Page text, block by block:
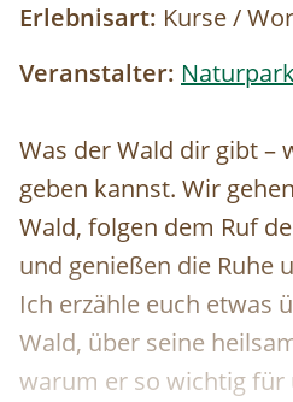
Erlebnisart: Kurse /
Veranstalter:
Was der Wald dir gibt –
geben kannst. Wir
Wald, folgen dem Ruf
und genießen die Ruhe
Ich erzähle euch etwas
Wald, über seine
warum er so wichtig für